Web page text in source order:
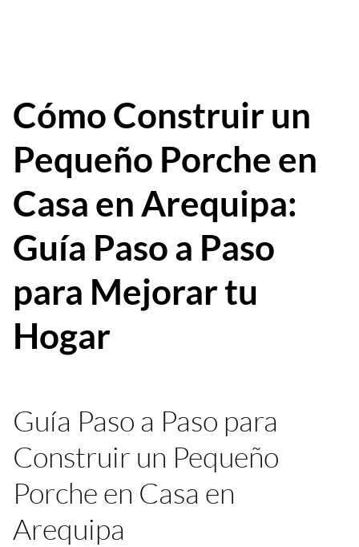
Cómo Construir un
Pequeño Porche en
Casa en Arequipa:
Guía Paso a Paso
para Mejorar tu
Hogar
Guía Paso a Paso para
Construir un Pequeño
Porche en Casa en
Arequipa